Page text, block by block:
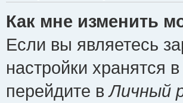
Как мне изменить
Если вы являетесь
настройки хранятся
перейдите вЛичный